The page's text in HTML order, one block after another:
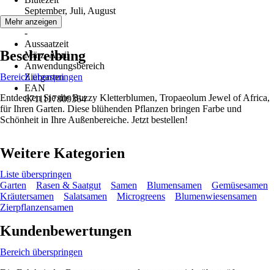
September, Juli, August
Erntezeit
-
Aussaatzeit
März, April
Anwendungsbereich
Ziergarten
EAN
8711117809364
Mehr anzeigen
Beschreibung
Bereich überspringen
Entdecken Sie die Buzzy Kletterblumen, Tropaeolum Jewel of Africa,
für Ihren Garten. Diese blühenden Pflanzen bringen Farbe und
Schönheit in Ihre Außenbereiche. Jetzt bestellen!
Weitere Kategorien
Liste überspringen
Garten
Rasen & Saatgut Samen Blumensamen
Gemüsesamen
Kräutersamen
Salatsamen Microgreens
Blumenwiesensamen
Zierpflanzensamen
Kundenbewertungen
Bereich überspringen